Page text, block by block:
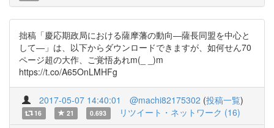
拙稿「慶応期政局における薩摩藩の動向―薩長同盟を中心と
して―」は、以下からダウンロードできますが、如何せん70
ページ超の大作、ご覚悟あれm(_ _)m
https://t.co/A65OnLMHFg
2017-05-07 14:40:01 @machi82175302 (投稿一覧)
16 21 0.693 リツイート・ネットワーク (16)